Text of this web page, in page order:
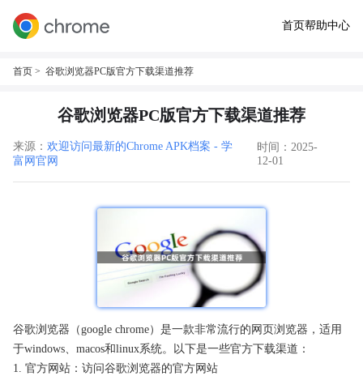
首页帮助中心
首页 > 谷歌浏览器PC版官方下载渠道推荐
谷歌浏览器PC版官方下载渠道推荐
来源： 欢迎访问最新的Chrome APK档案 - 学
富网官网
时间：2025-
12-01
谷歌浏览器（google chrome）是一款非常流行的网页浏览器，适用
于windows、macos和linux系统。以下是一些官方下载渠道：
1. 官方网站：访问谷歌浏览器的官方网站